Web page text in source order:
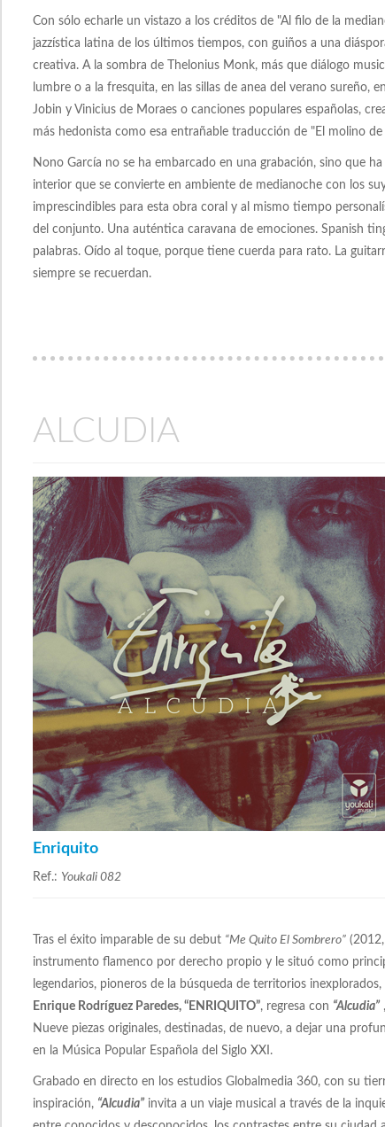
Con sólo echarle un vistazo a los créditos de "Al filo de la
jazzística latina de los últimos tiempos, con guiños a una
creativa. A la sombra de Thelonius Monk, más que diálogo
lumbre o a la fresquita, en las sillas de anea del verano sureño,
Jobin y Vinicius de Moraes o canciones populares españolas,
más hedonista como esa entrañable traducción de "El molino
Nono García no se ha embarcado en una grabación, sino que
interior que se convierte en ambiente de medianoche con los
imprescindibles para esta obra coral y al mismo tiempo
del conjunto. Una auténtica caravana de emociones. Spanish
palabras. Oído al toque, porque tiene cuerda para rato. La
siempre se recuerdan.
ALCUDIA
Enriquito
Ref.: Youkali 082
Tras el éxito imparable de su debut “Me Quito El Sombrero”
instrumento flamenco por derecho propio y le situó como
legendarios, pioneros de la búsqueda de territorios
Enrique Rodríguez Paredes, “ENRIQUITO”, regresa con “Alcudia”
Nueve piezas originales, destinadas, de nuevo, a dejar una
en la Música Popular Española del Siglo XXI.
Grabado en directo en los estudios Globalmedia 360, con su
inspiración, “Alcudia” invita a un viaje musical a través de la